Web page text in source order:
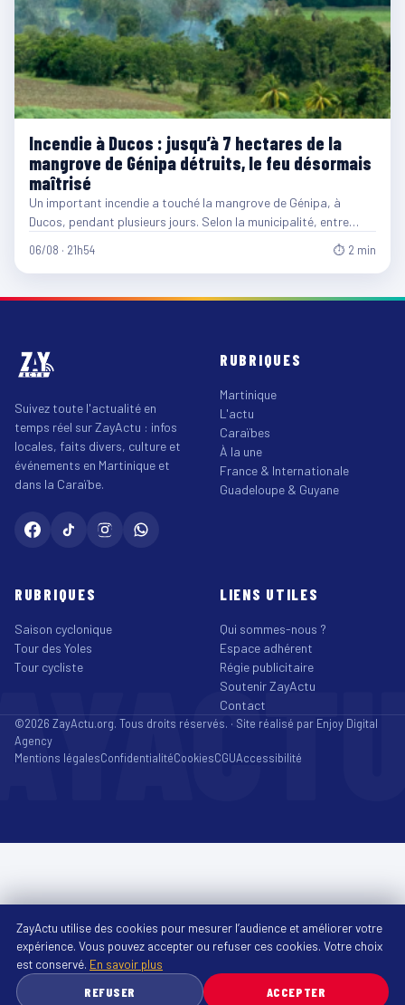
Incendie à Ducos : jusqu’à 7 hectares de la
mangrove de Génipa détruits, le feu désormais
maîtrisé
Un important incendie a touché la mangrove de Génipa, à
Ducos, pendant plusieurs jours. Selon la municipalité, entre…
06/08 · 21h54 ⏱ 2 min
Suivez toute l'actualité en
temps réel sur ZayActu : infos
locales, faits divers, culture et
événements en Martinique et
dans la Caraïbe.
RUBRIQUES
Martinique
L'actu
Caraïbes
À la une
France & Internationale
Guadeloupe & Guyane
RUBRIQUES
Saison cyclonique
Tour des Yoles
Tour cycliste
LIENS UTILES
Qui sommes-nous ?
Espace adhérent
Régie publicitaire
Soutenir ZayActu
Contact
©2026 ZayActu.org. Tous droits réservés. · Site réalisé par Enjoy Digital
Agency
Mentions légalesConfidentialitéCookiesCGUAccessibilité
ZayActu utilise des cookies pour mesurer l’audience et améliorer votre
expérience. Vous pouvez accepter ou refuser ces cookies. Votre choix
est conservé. En savoir plus
REFUSER
ACCEPTER